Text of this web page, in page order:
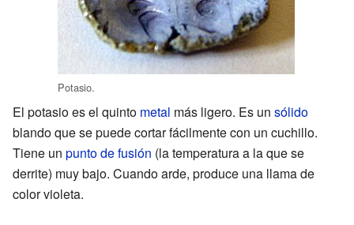
Potasio.
El potasio es el quinto metal más ligero. Es un sólido
blando que se puede cortar fácilmente con un cuchillo.
Tiene un punto de fusión (la temperatura a la que se
derrite) muy bajo. Cuando arde, produce una llama de
color violeta.